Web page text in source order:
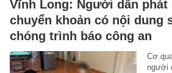
Vĩnh Long: Người dân
chuyển khoản có nội dung
chóng trình báo công an
Cơ
người